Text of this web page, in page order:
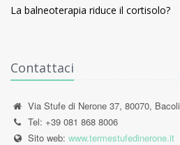
La balneoterapia riduce il cortisolo?
Contattaci
Via Stufe di Nerone 37, 80070, Bacoli
Tel: +39 081 868 8006
Sito web: www.termestufedinerone.it